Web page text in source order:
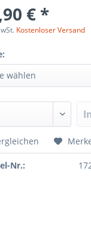
€ *
Kostenloser Versand
Nr.: